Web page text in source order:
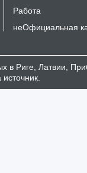
Работа
неОфициальная
в Риге, Латвии,